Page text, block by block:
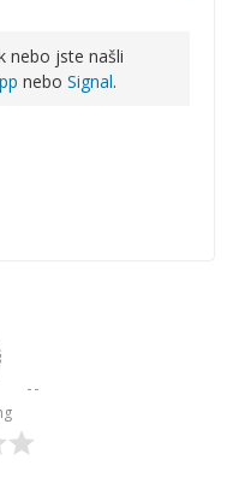
nebo jste našli
nebo Signal.